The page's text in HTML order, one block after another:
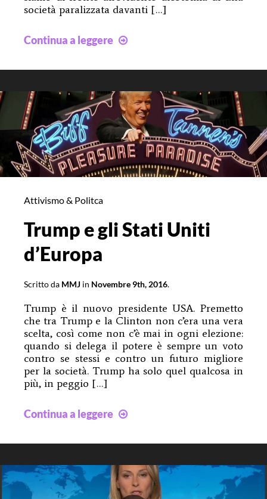
società paralizzata davanti […]
Continua a leggere
eh?
PODCAST
n.14
Attivismo & Politca
Trump e gli Stati Uniti
d’Europa
Scritto da MMJ in Novembre 9th, 2016.
Trump è il nuovo presidente USA. Premetto
che tra Trump e la Clinton non c’era una vera
scelta, così come non c’è mai in ogni elezione:
quando si delega il potere è sempre un voto
contro se stessi e contro un futuro migliore
per la società. Trump ha solo quel qualcosa in
più, in peggio […]
Continua a leggere
gli
Stati
Uniti
d’Europa